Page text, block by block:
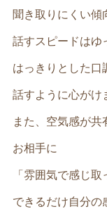
聞き取りにくい傾
話すスピードはゆ
はっきりとした口
話すように心がけ
また、空気感が共
お相手に
「雰囲気で感じ
できるだけ自分の